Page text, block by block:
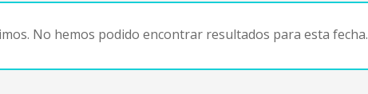
No hemos podido encontrar resultados para esta fecha.